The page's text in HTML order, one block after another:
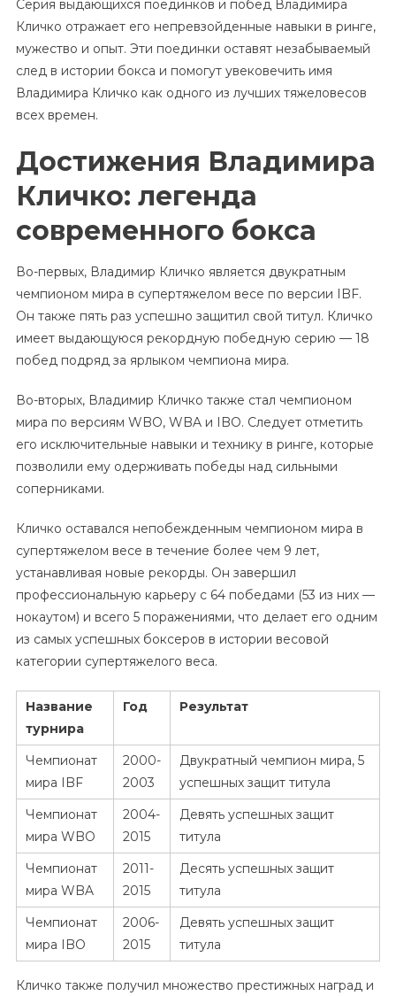
Серия выдающихся поединков и побед Владимира
Кличко отражает его непревзойденные навыки в ринге,
мужество и опыт. Эти поединки оставят незабываемый
след в истории бокса и помогут увековечить имя
Владимира Кличко как одного из лучших тяжеловесов
всех времен.
Достижения Владимира
Кличко: легенда
современного бокса
Во-первых, Владимир Кличко является двукратным
чемпионом мира в супертяжелом весе по версии IBF.
Он также пять раз успешно защитил свой титул. Кличко
имеет выдающуюся рекордную победную серию — 18
побед подряд за ярлыком чемпиона мира.
Во-вторых, Владимир Кличко также стал чемпионом
мира по версиям WBO, WBA и IBO. Следует отметить
его исключительные навыки и технику в ринге, которые
позволили ему одерживать победы над сильными
соперниками.
Кличко оставался непобежденным чемпионом мира в
супертяжелом весе в течение более чем 9 лет,
устанавливая новые рекорды. Он завершил
профессиональную карьеру с 64 победами (53 из них —
нокаутом) и всего 5 поражениями, что делает его одним
из самых успешных боксеров в истории весовой
категории супертяжелого веса.
Название
турнира
Год Результат
Чемпионат
мира IBF
2000-
2003
Двукратный чемпион мира, 5
успешных защит титула
Чемпионат
мира WBO
2004-
2015
Девять успешных защит
титула
Чемпионат
мира WBA
2011-
2015
Десять успешных защит
титула
Чемпионат
мира IBO
2006-
2015
Девять успешных защит
титула
Кличко также получил множество престижных наград и